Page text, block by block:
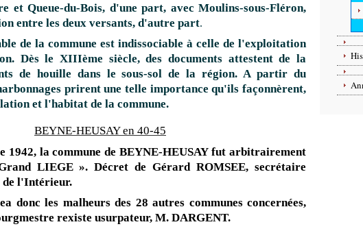
et Queue-du-Bois, d'une part, avec Moulins-sous-Fléron,
entre les deux versants, d'autre part.
de la commune est indissociable à celle de l'exploitation
Dès le XIIIème siècle, des documents attestent de la
de houille dans le sous-sol de la région. A partir du
prirent une telle importance qu'ils façonnèrent,
et l'habitat de la commune.
BEYNE-HEUSAY en 40-45
1942, la commune de BEYNE-HEUSAY fut arbitrairement
LIEGE ». Décret de Gérard ROMSEE, secrétaire
de l'Intérieur.
donc les malheurs des 28 autres communes concernées,
rexiste usurpateur, M. DARGENT.